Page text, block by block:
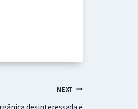
NEXT
desinteressada e